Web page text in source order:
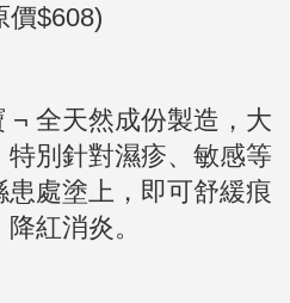
價$608)
¬ 全天然成份製造，大
特別針對濕疹、敏感等
處塗上，即可舒緩痕
紅消炎。